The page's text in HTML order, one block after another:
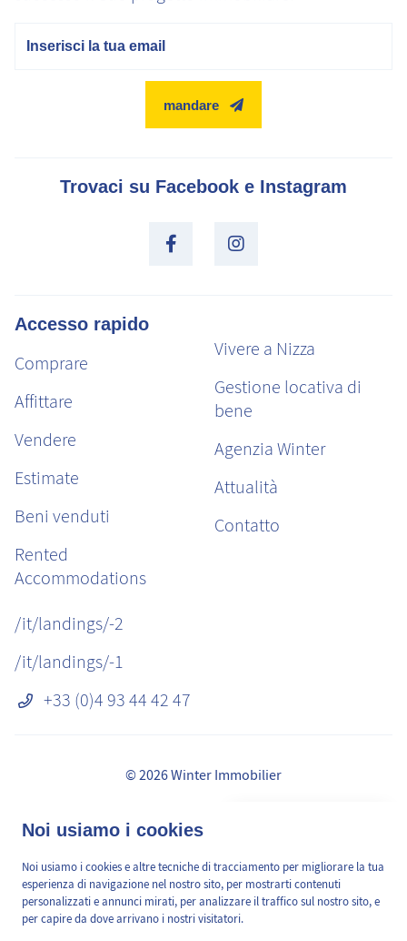
Noi usiamo i cookies
Noi usiamo i cookies e altre tecniche di tracciamento per migliorare la tua
esperienza di navigazione nel nostro sito, per mostrarti contenuti
personalizzati e annunci mirati, per analizzare il traffico sul nostro sito, e
per capire da dove arrivano i nostri visitatori.
mandare
Trovaci su Facebook e Instagram
Accesso rapido
Comprare
Affittare
Vendere
Estimate
Beni venduti
Rented
Accommodations
Vivere a Nizza
Gestione locativa di
bene
Agenzia Winter
Attualità
Contatto
/it/landings/-2
/it/landings/-1
+33 (0)4 93 44 42 47
© 2026 Winter Immobilier
Commissioni
/it/pages/mediation-de-la-consommation
Mappa del sito
Cookies Preferences
valeur de votre bien, en 2
min, gratuitement.